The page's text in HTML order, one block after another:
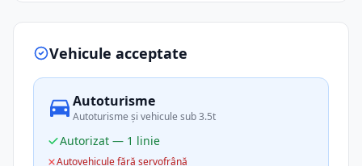
Vehicule acceptate
Autoturisme
Autoturisme și vehicule sub 3.5t
Autorizat — 1 linie
Autovehicule fără servofrână